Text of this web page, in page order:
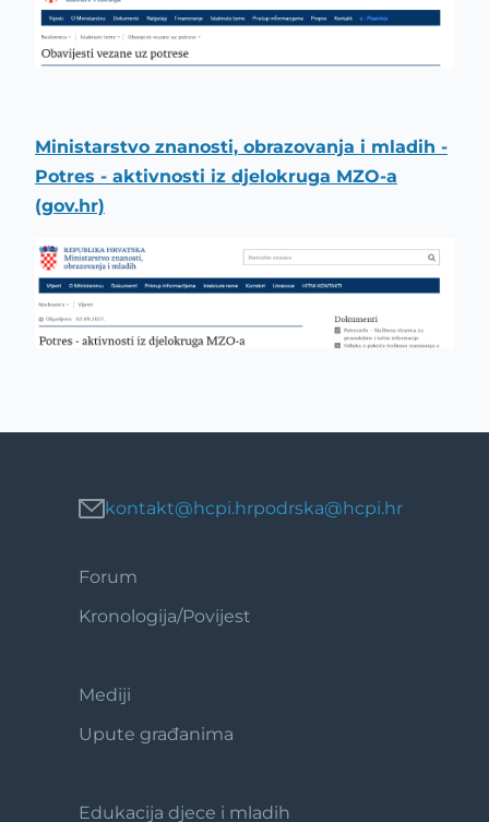
Ministarstvo znanosti, obrazovanja i mladih -
Potres - aktivnosti iz djelokruga MZO-a
(gov.hr)
kontakt@hcpi.hrpodrska@hcpi.hr
Footer
Forum
Kronologija/Povijest
Footer
Mediji
Upute građanima
Edukacija djece i mladih